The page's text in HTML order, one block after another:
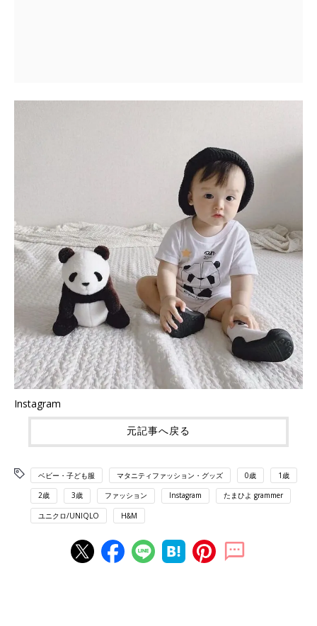
Instagram
元記事へ戻る
ベビー・子ども服 マタニティファッション・グッズ 0歳 1歳
2歳 3歳 ファッション Instagram たまひよ grammer
ユニクロ/UNIQLO H&M